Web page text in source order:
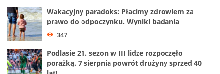
Wakacyjny paradoks: Płacimy zdrowiem za
prawo do odpoczynku. Wyniki badania
347
Podlasie 21. sezon w III lidze rozpoczęło
porażką. 7 sierpnia powrót drużyny sprzed 40